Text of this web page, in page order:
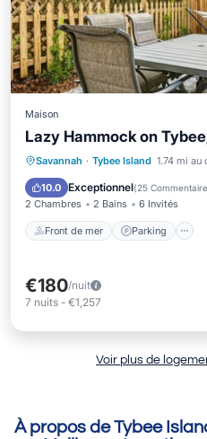
Maison
Lazy Hammock on
Savannah · Tybee Island 1.74 mi au
10.0 Exceptionnel(25
2 Chambres 2 Bains 6 Invités
Front de mer Parking
Front de mer
Vue sur l’océan
€180/nuit
7 nuits - €1,257
Voir plus de
À propos de Tybee